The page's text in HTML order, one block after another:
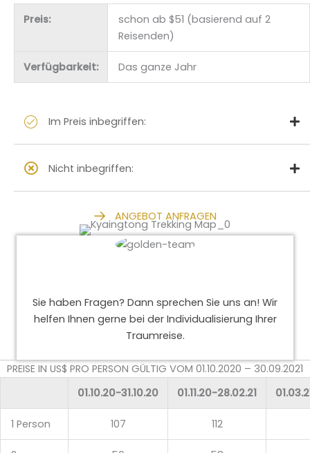
Preis:
schon ab $51 (basierend auf 2
Reisenden)
Verfügbarkeit: Das ganze Jahr
Im Preis inbegriffen:
Nicht inbegriffen:
ANGEBOT ANFRAGEN
Sie haben Fragen? Dann sprechen Sie uns an! Wir
helfen Ihnen gerne bei der Individualisierung Ihrer
Traumreise.
PREISE IN US$ PRO PERSON GÜLTIG VOM 01.10.2020 – 30.09.2021
01.10.20-31.10.20
01.11.20-28.02.21
1 Person 107 112